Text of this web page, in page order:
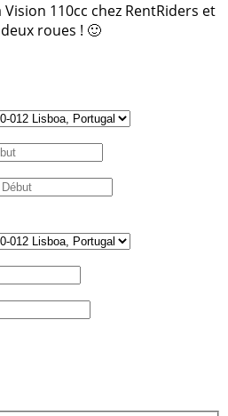
110cc chez RentRiders et
roues ! 🙂